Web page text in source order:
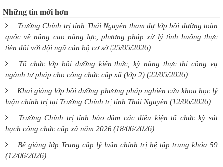
Những tin mới hơn
Trường Chính trị tỉnh Thái Nguyên tham dự lớp bồi dưỡng toàn
quốc về nâng cao năng lực, phương pháp xử lý tình huống thực
tiễn đối với đội ngũ cán bộ cơ sở (25/05/2026)
Tổ chức lớp bồi dưỡng kiến thức, kỹ năng thực thi công vụ
ngành tư pháp cho công chức cấp xã (lớp 2) (22/05/2026)
Khai giảng lớp bồi dưỡng phương pháp nghiên cứu khoa học lý
luận chính trị tại Trường Chính trị tỉnh Thái Nguyên (12/06/2026)
Trường Chính trị tỉnh bảo đảm các điều kiện tổ chức kỳ sát
hạch công chức cấp xã năm 2026 (18/06/2026)
Bế giảng lớp Trung cấp lý luận chính trị hệ tập trung khóa 59
(12/06/2026)